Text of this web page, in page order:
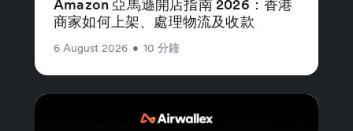
Amazon 亞馬遜開店指南 2026：香港
商家如何上架、處理物流及收款
6 August 2026 • 10 分鐘